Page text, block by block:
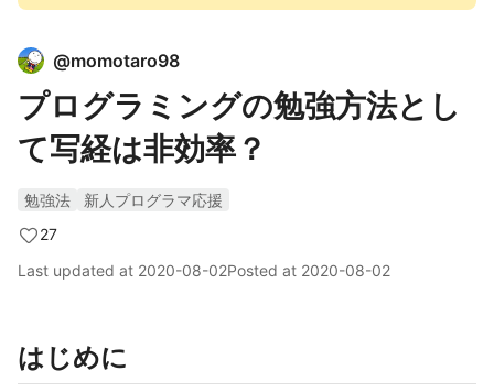
@momotaro98
プログラミングの勉強方法とし
て写経は非効率？
勉強法
新人プログラマ応援
27
Last updated at 2020-08-02Posted at 2020-08-02
はじめに